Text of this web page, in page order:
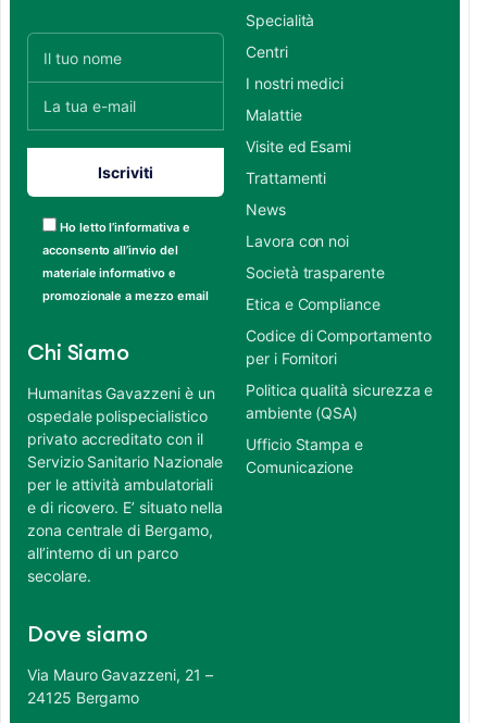
Ho letto l’informativa e
acconsento all’invio del
materiale informativo e
promozionale a mezzo email
Chi Siamo
Humanitas Gavazzeni è un
ospedale polispecialistico
privato accreditato con il
Servizio Sanitario Nazionale
per le attività ambulatoriali
e di ricovero. E’ situato nella
zona centrale di Bergamo,
all’interno di un parco
secolare.
Dove siamo
Via Mauro Gavazzeni, 21 –
24125 Bergamo
Specialità
Centri
I nostri medici
Malattie
Visite ed Esami
Trattamenti
News
Lavora con noi
Società trasparente
Etica e Compliance
Codice di Comportamento
per i Fornitori
Politica qualità sicurezza e
ambiente (QSA)
Ufficio Stampa e
Comunicazione